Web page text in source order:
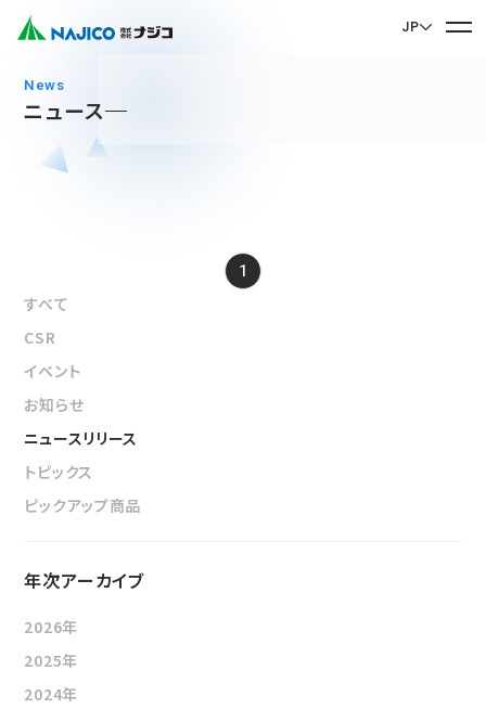
JP
ホーム
企業理念
沿革
拠点・グループ会社
90周年記念楽曲「そして輝ける未来へ」
事業紹介 TOP
モビリティソリューション事業
台車関連部品
ディーゼル車両用部品
運転室・客室設備関連部品
車体・艤装部品
その他
DPU
インダストリアルマシナリ事業
サステナビリティ
サステナビリティ TOP
CSR
SDGs
お問い合わせ TOP
鉄道車両部品関連に関して
ユニバーサルジョイント／セーフティーフィット®／熱交換
器に関して
その他
新卒採用に関して
ニュース
採用情報
サイトマップ
資料ダウンロード
ニュース
news
1
すべて
CSR
イベント
お知らせ
ニュースリリース
トピックス
ピックアップ商品
年次アーカイブ
2026年
2025年
2024年